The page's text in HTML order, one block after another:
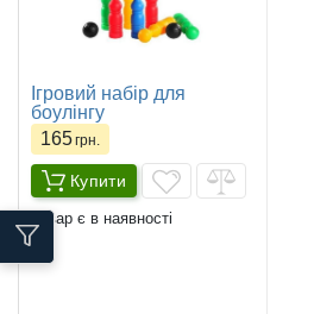
Ігровий набір для
боулінгу
165грн.
Купити
Товар є в наявності